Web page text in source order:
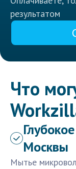
результатом
Что
Москвы
Мытье